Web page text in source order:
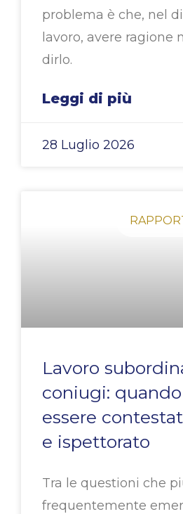
problema è che, nel
lavoro, avere ragione
dirlo.
Leggi di più
28 Luglio 2026
Lavoro
coniugi:
essere
e ispettorato
Tra le questioni che
frequentemente